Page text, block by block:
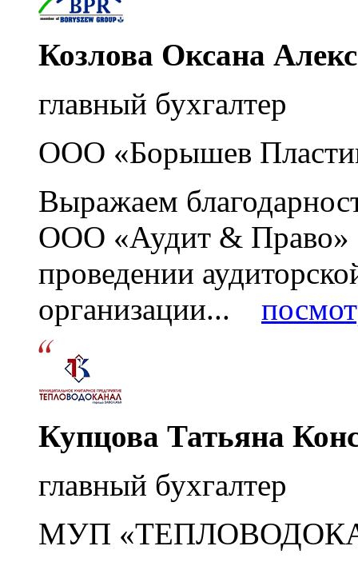
Козлова Оксана
главный бухгалтер
ООО «Борышев
Выражаем
ООО «Аудит & Право»
проведении
организации...
Купцова Татьяна
главный бухгалтер
МУП